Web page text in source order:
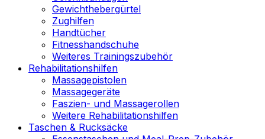
Gewichthebergürtel
Zughilfen
Handtücher
Fitnesshandschuhe
Weiteres Trainingszubehör
Rehabilitationshilfen
Massagepistolen
Massagegeräte
Faszien- und Massagerollen
Weitere Rehabilitationshilfen
Taschen & Rucksäcke